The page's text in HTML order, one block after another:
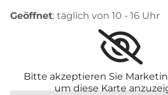
Geöffnet: täglich von 10 - 16 Uhr
Bitte akzeptieren Sie
um diese Karte